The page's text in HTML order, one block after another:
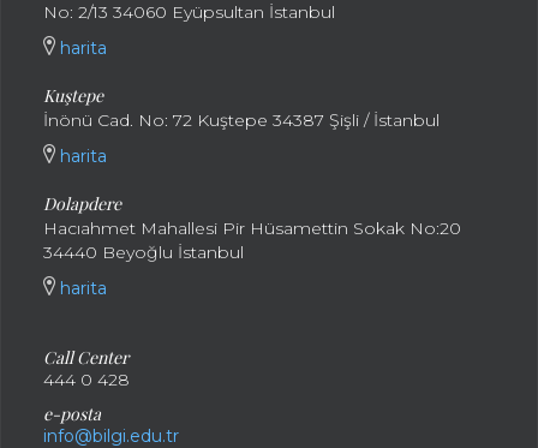
No: 2/13 34060 Eyüpsultan İstanbul
harita
Kuştepe
İnönü Cad. No: 72 Kuştepe 34387 Şişli / İstanbul
harita
Dolapdere
Hacıahmet Mahallesi Pir Hüsamettin Sokak No:20
34440 Beyoğlu İstanbul
harita
Call Center
444 0 428
e-posta
info@bilgi.edu.tr